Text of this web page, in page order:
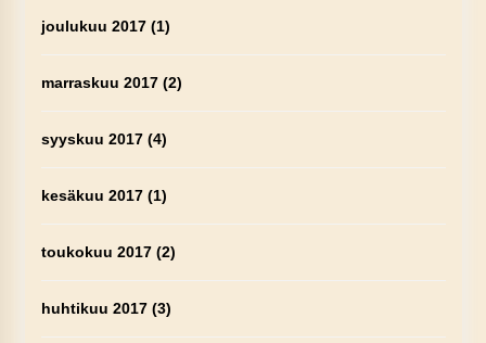
joulukuu 2017(1)
marraskuu 2017(2)
syyskuu 2017(4)
kesäkuu 2017(1)
toukokuu 2017(2)
huhtikuu 2017(3)